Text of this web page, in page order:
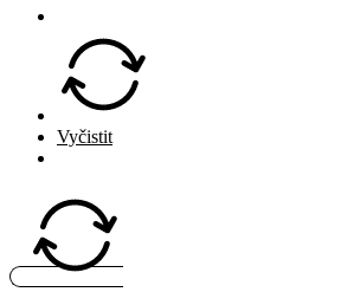
Vyčistit